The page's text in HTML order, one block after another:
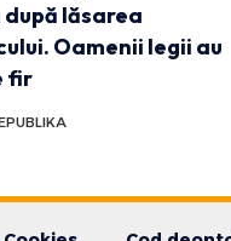
lăsarea
Oamenii legii au
fir